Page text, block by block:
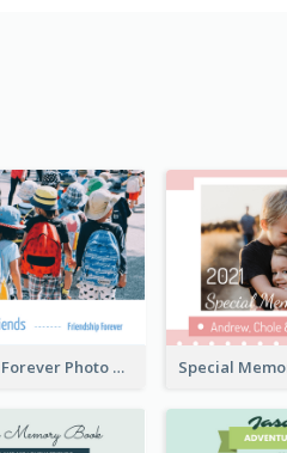
Friendship Forever Photo Book